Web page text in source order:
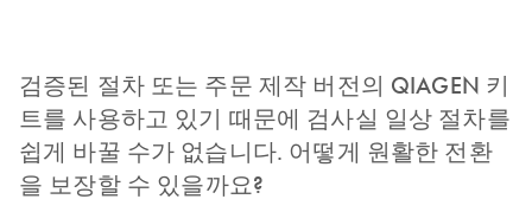
검증된 절차 또는 주문 제작 버전의 QIAGEN 키
트를 사용하고 있기 때문에 검사실 일상 절차를
쉽게 바꿀 수가 없습니다. 어떻게 원활한 전환
을 보장할 수 있을까요?